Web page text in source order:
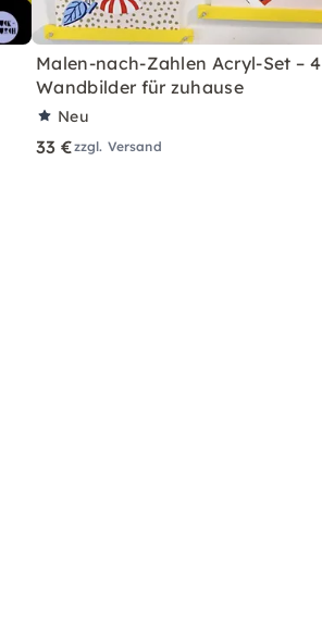
Malen-nach-Zahlen Acryl-Set – 4
Wandbilder für zuhause
Neu
33 €zzgl. Versand